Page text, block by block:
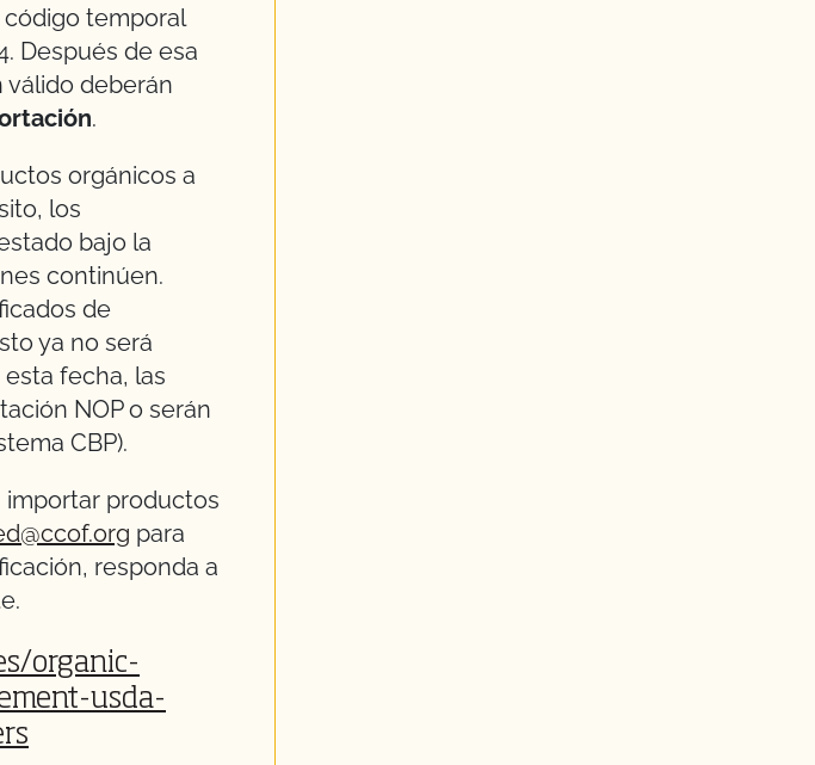
temporal
Después de esa
deberán
.
orgánicos a
los
bajo la
continúen.
de
ya no será
fecha, las
NOP o serán
CBP).
importar productos
para
responda a
organic-
usda-